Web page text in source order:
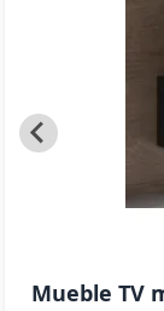
Mueble TV